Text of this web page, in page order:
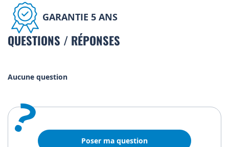
GARANTIE 5 ANS
QUESTIONS / RÉPONSES
Aucune question
? Poser ma question